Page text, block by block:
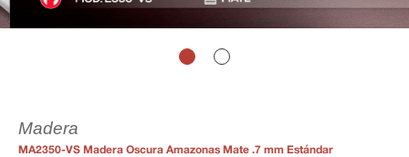
Madera
MA2350-VS Madera Oscura Amazonas Mate .7 mm Estándar